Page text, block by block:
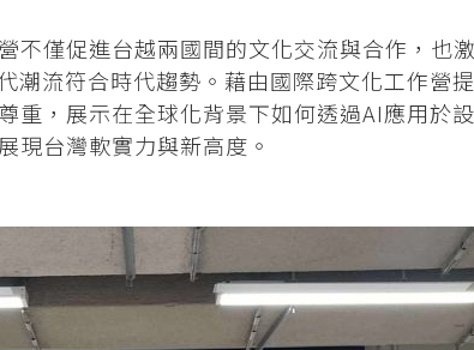
不僅促進台越兩國間的文化交流與合作，也
潮流符合時代趨勢。藉由國際跨文化工作營
重，展示在全球化背景下如何透過AI應用於
現台灣軟實力與新高度。